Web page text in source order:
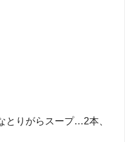
とりがらスープ…2本、